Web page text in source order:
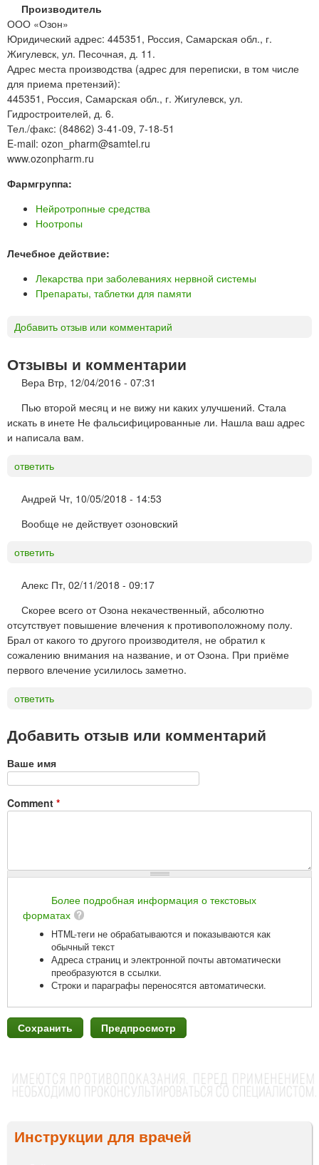
Производитель
ООО «Озон»
Юридический адрес: 445351, Россия, Самарская обл., г.
Жигулевск, ул. Песочная, д. 11.
Адрес места производства (адрес для переписки, в том числе
для приема претензий):
445351, Россия, Самарская обл., г. Жигулевск, ул.
Гидростроителей, д. 6.
Тел./факс: (84862) 3-41-09, 7-18-51
E-mail: ozon_pharm@samtel.ru
www.ozonpharm.ru
Фармгруппа:
Нейротропные средства
Ноотропы
Лечебное действие:
Лекарства при заболеваниях нервной системы
Препараты, таблетки для памяти
Добавить отзыв или комментарий
Отзывы и комментарии
Вера Втр, 12/04/2016 - 07:31
Пью второй месяц и не вижу ни каких улучшений. Стала
искать в инете Не фальсифицированные ли. Нашла ваш адрес
и написала вам.
ответить
Андрей Чт, 10/05/2018 - 14:53
Вообще не действует озоновский
ответить
Алекс Пт, 02/11/2018 - 09:17
Скорее всего от Озона некачественный, абсолютно
отсутствует повышение влечения к противоположному полу.
Брал от какого то другого производителя, не обратил к
сожалению внимания на название, и от Озона. При приёме
первого влечение усилилось заметно.
ответить
Добавить отзыв или комментарий
Ваше имя
Comment *
Более подробная информация о текстовых
форматах
HTML-теги не обрабатываются и показываются как
обычный текст
Адреса страниц и электронной почты автоматически
преобразуются в ссылки.
Строки и параграфы переносятся автоматически.
Инструкции для врачей